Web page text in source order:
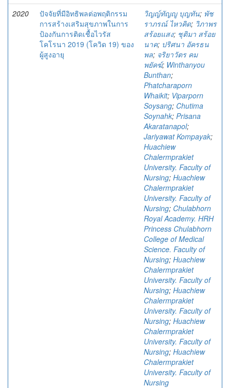
2020
ปัจจัยที่มีอิทธิพลต่อพฤติกรรม
การสร้างเสริมสุขภาพในการ
ป้องกันการติดเชื้อไวรัส
โคโรนา 2019 (โควิด 19) ของ
ผู้สูงอายุ
วิญญ์ทัญญู บุญทัน; พัช
ราภรณ์ ไหวคิด; วิภาพร
สร้อยแสง; ชุติมา สร้อย
นาค; ปริศนา อัครธน
พล; จริยาวัตร คม
พยัคฆ์; Winthanyou
Bunthan;
Phatcharaporn
Whaikit; Viparporn
Soysang; Chutima
Soynahk; Prisana
Akaratanapol;
Jariyawat Kompayak;
Huachiew
Chalermprakiet
University. Faculty of
Nursing; Huachiew
Chalermprakiet
University. Faculty of
Nursing; Chulabhorn
Royal Academy. HRH
Princess Chulabhorn
College of Medical
Science. Faculty of
Nursing; Huachiew
Chalermprakiet
University. Faculty of
Nursing; Huachiew
Chalermprakiet
University. Faculty of
Nursing; Huachiew
Chalermprakiet
University. Faculty of
Nursing; Huachiew
Chalermprakiet
University. Faculty of
Nursing